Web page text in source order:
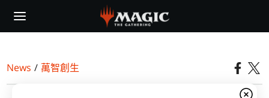
main
News / 萬智創生